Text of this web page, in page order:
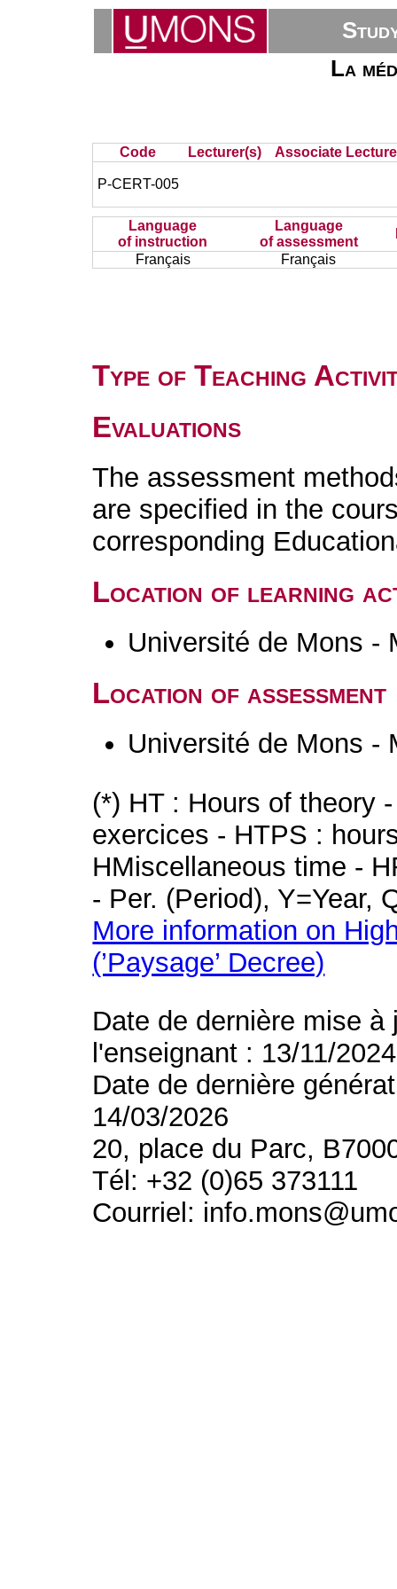
La
Code Lecturer(s) Associate
P-CERT-005
Language
of instruction
Language
of assessment
Français
Français
Type of Teaching
Evaluations
The assessment
are specified in the
corresponding
Location of learning
Université de Mons -
Location of assessment
Université de Mons -
(*) HT : Hours of theory
exercices - HTPS :
HMiscellaneous time -
- Per. (Period), Y=Year,
More information on
(’Paysage’ Decree)
Date de dernière mise
l'enseignant : 13/11/2024
Date de dernière
14/03/2026
20, place du Parc,
Tél: +32 (0)65 373111
Courriel: